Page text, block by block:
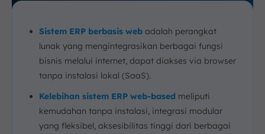
Sistem ERP berbasis web adalah perangkat
lunak yang mengintegrasikan berbagai fungsi
bisnis melalui internet, dapat diakses via browser
tanpa instalasi lokal (SaaS).
Kelebihan sistem ERP web-based meliputi
kemudahan tanpa instalasi, integrasi modular
yang fleksibel, aksesibilitas tinggi dari berbagai